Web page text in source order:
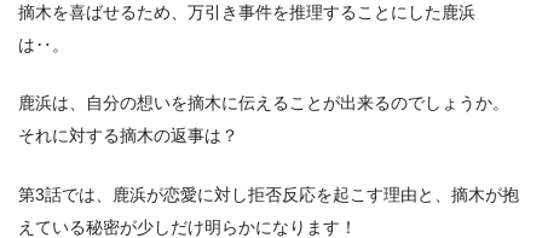
摘木を喜ばせるため、万引き事件を推理することにした鹿浜
は‥。
鹿浜は、自分の想いを摘木に伝えることが出来るのでしょうか。
それに対する摘木の返事は？
第3話では、鹿浜が恋愛に対し拒否反応を起こす理由と、摘木が抱
えている秘密が少しだけ明らかになります！